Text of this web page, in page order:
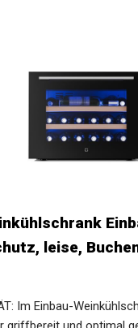
leise,
Im Einbau-